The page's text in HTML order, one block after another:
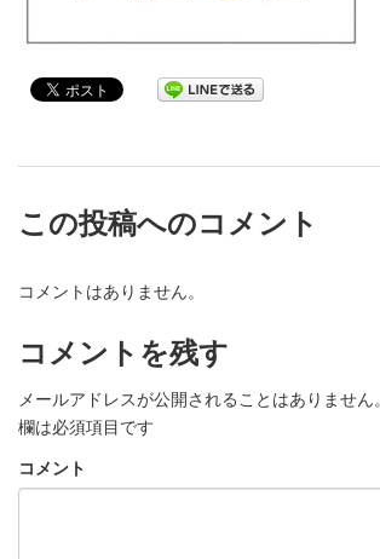
この投稿へのコメント
コメントはありません。
コメントを残す
メールアドレスが公開されることはありません。
欄は必須項目です
コメント